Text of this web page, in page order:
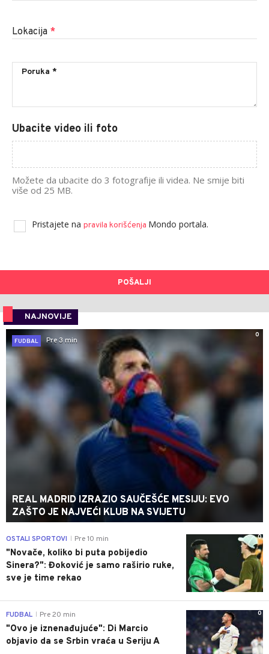
Lokacija *
Ubacite video ili foto
Možete da ubacite do 3 fotografije ili videa. Ne smije biti
više od 25 MB.
Pristajete na pravila korišćenja Mondo portala.
POŠALJI
NAJNOVIJE
0
FUDBAL
Pre 3 min
REAL MADRID IZRAZIO SAUČEŠĆE MESIJU: EVO
ZAŠTO JE NAJVEĆI KLUB NA SVIJETU
0
OSTALI SPORTOVI Pre 10 min
"Novače, koliko bi puta pobijedio
Sinera?": Đoković je samo raširio ruke,
sve je time rekao
0
FUDBAL Pre 20 min
"Ovo je iznenađujuće": Di Marcio
objavio da se Srbin vraća u Seriju A